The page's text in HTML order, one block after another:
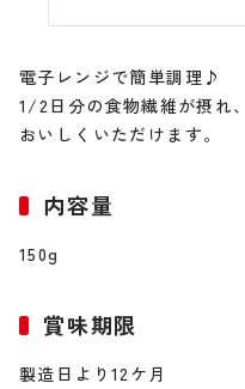
電子レンジで簡単調理♪
1/2日分の食物繊維が摂れ
おいしくいただけます。
内容量
150g
賞味期限
製造日より12ケ月